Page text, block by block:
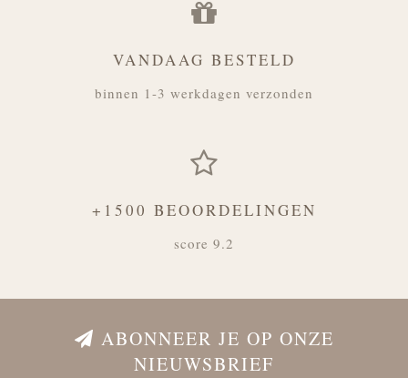
VANDAAG BESTELD
binnen 1-3 werkdagen verzonden
+1500 BEOORDELINGEN
score 9.2
ABONNEER JE OP ONZE
NIEUWSBRIEF